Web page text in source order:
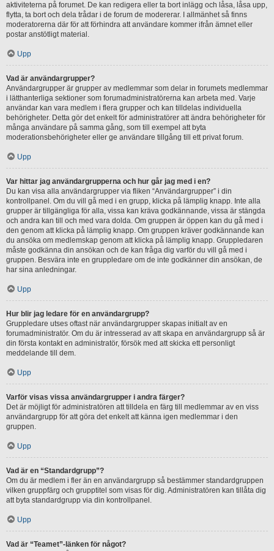
aktiviteterna på forumet. De kan redigera eller ta bort inlägg och låsa, låsa upp,
flytta, ta bort och dela trådar i de forum de modererar. I allmänhet så finns
moderatorerna där för att förhindra att användare kommer ifrån ämnet eller
postar anstötligt material.
Upp
Vad är användargrupper?
Användargrupper är grupper av medlemmar som delar in forumets medlemmar
i lätthanterliga sektioner som forumadministratörerna kan arbeta med. Varje
användar kan vara medlem i flera grupper och kan tilldelas individuella
behörigheter. Detta gör det enkelt för administratörer att ändra behörigheter för
många användare på samma gång, som till exempel att byta
moderationsbehörigheter eller ge användare tillgång till ett privat forum.
Upp
Var hittar jag användargrupperna och hur går jag med i en?
Du kan visa alla användargrupper via fliken “Användargrupper” i din
kontrollpanel. Om du vill gå med i en grupp, klicka på lämplig knapp. Inte alla
grupper är tillgängliga för alla, vissa kan kräva godkännande, vissa är stängda
och andra kan till och med vara dolda. Om gruppen är öppen kan du gå med i
den genom att klicka på lämplig knapp. Om gruppen kräver godkännande kan
du ansöka om medlemskap genom att klicka på lämplig knapp. Gruppledaren
måste godkänna din ansökan och de kan fråga dig varför du vill gå med i
gruppen. Besvära inte en gruppledare om de inte godkänner din ansökan, de
har sina anledningar.
Upp
Hur blir jag ledare för en användargrupp?
Gruppledare utses oftast när användargrupper skapas initialt av en
forumadministratör. Om du är intresserad av att skapa en användargrupp så är
din första kontakt en administratör, försök med att skicka ett personligt
meddelande till dem.
Upp
Varför visas vissa användargrupper i andra färger?
Det är möjligt för administratören att tilldela en färg till medlemmar av en viss
användargrupp för att göra det enkelt att känna igen medlemmar i den
gruppen.
Upp
Vad är en “Standardgrupp”?
Om du är medlem i fler än en användargrupp så bestämmer standardgruppen
vilken gruppfärg och grupptitel som visas för dig. Administratören kan tillåta dig
att byta standardgrupp via din kontrollpanel.
Upp
Vad är “Teamet”-länken för något?